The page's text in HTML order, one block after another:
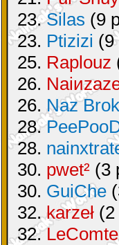
23.Silas (9
23. Ptizizi (9
25. Raplouz
26.
26. Naz Brok
28.
28.
30. pwet² (3
30. GuiChe
32.karzeł
32.LeComte